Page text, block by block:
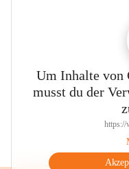
Um Inhalte von
musst du der
https://